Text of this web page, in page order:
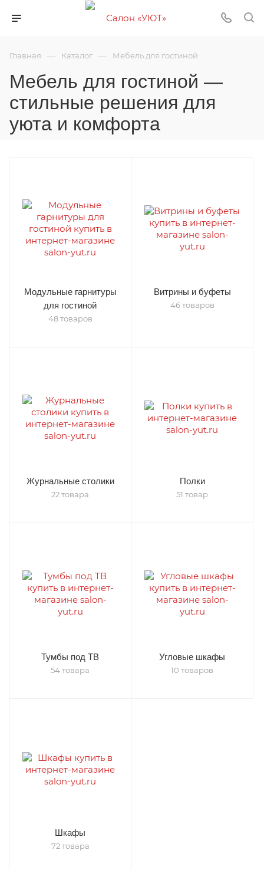
Главная — Каталог — Мебель для гостиной
Мебель для гостиной —
стильные решения для
уюта и комфорта
Модульные гарнитуры
для гостиной
48 товаров
Витрины и буфеты
46 товаров
Журнальные столики
22 товара
Полки
51 товар
Тумбы под ТВ
54 товара
Угловые шкафы
10 товаров
Шкафы
72 товара